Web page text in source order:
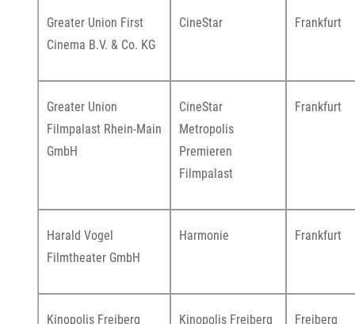
Greater Union First
Cinema B.V. & Co. KG
CineStar Frankfurt
Greater Union
Filmpalast Rhein-Main
GmbH
CineStar
Metropolis
Premieren
Filmpalast
Frankfurt
Harald Vogel
Filmtheater GmbH
Harmonie Frankfurt
Kinopolis Freiberg
Kinopolis Freiberg Freiberg